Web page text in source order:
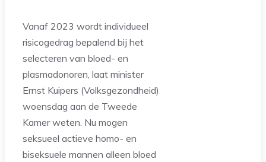
Vanaf 2023 wordt individueel
risicogedrag bepalend bij het
selecteren van bloed- en
plasmadonoren, laat minister
Ernst Kuipers (Volksgezondheid)
woensdag aan de Tweede
Kamer weten. Nu mogen
seksueel actieve homo- en
biseksuele mannen alleen bloed